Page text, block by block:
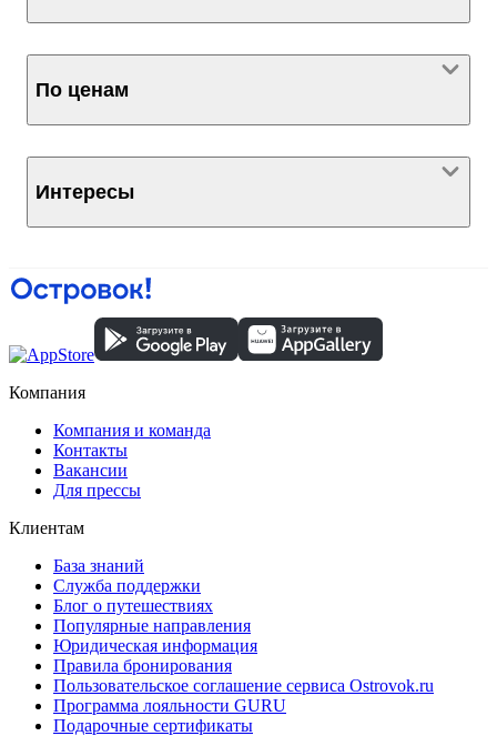
По ценам
Интересы
Компания
Компания и команда
Контакты
Вакансии
Для прессы
Клиентам
База знаний
Служба поддержки
Блог о путешествиях
Популярные направления
Юридическая информация
Правила бронирования
Пользовательское соглашение сервиса Ostrovok.ru
Программа лояльности GURU
Подарочные сертификаты